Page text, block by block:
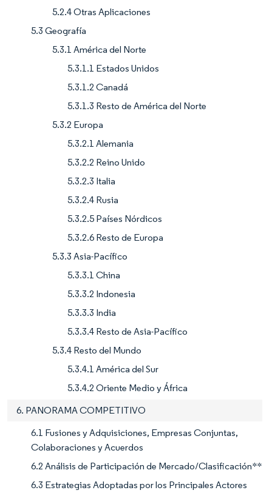
5.2.4 Otras Aplicaciones
5.3 Geografía
5.3.1 América del Norte
5.3.1.1 Estados Unidos
5.3.1.2 Canadá
5.3.1.3 Resto de América del Norte
5.3.2 Europa
5.3.2.1 Alemania
5.3.2.2 Reino Unido
5.3.2.3 Italia
5.3.2.4 Rusia
5.3.2.5 Países Nórdicos
5.3.2.6 Resto de Europa
5.3.3 Asia-Pacífico
5.3.3.1 China
5.3.3.2 Indonesia
5.3.3.3 India
5.3.3.4 Resto de Asia-Pacífico
5.3.4 Resto del Mundo
5.3.4.1 América del Sur
5.3.4.2 Oriente Medio y África
6. PANORAMA COMPETITIVO
6.1 Fusiones y Adquisiciones, Empresas Conjuntas,
Colaboraciones y Acuerdos
6.2 Análisis de Participación de Mercado/Clasificación**
6.3 Estrategias Adoptadas por los Principales Actores